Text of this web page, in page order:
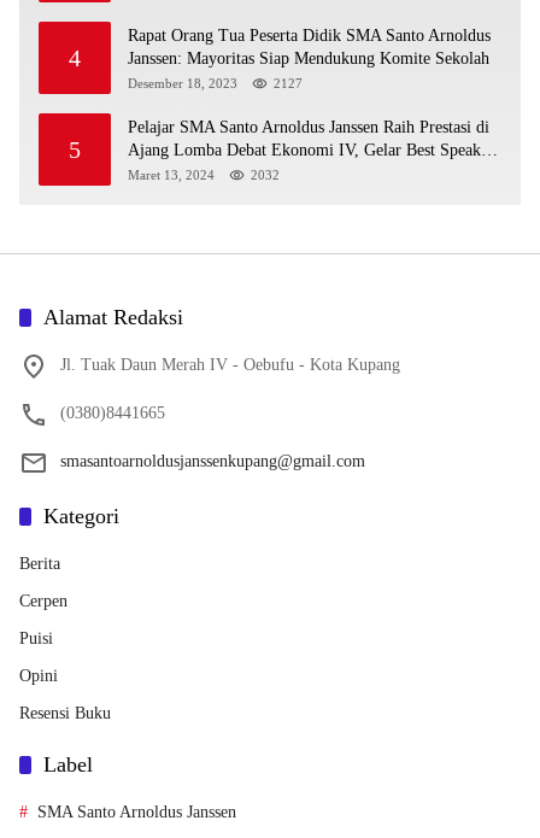
4
Rapat Orang Tua Peserta Didik SMA Santo Arnoldus
Janssen: Mayoritas Siap Mendukung Komite Sekolah
Desember 18, 2023 2127
5
Pelajar SMA Santo Arnoldus Janssen Raih Prestasi di
Ajang Lomba Debat Ekonomi IV, Gelar Best Speaker
Diraih Viantri Azi
Maret 13, 2024 2032
Alamat Redaksi
Jl. Tuak Daun Merah IV - Oebufu - Kota Kupang
(0380)8441665
smasantoarnoldusjanssenkupang@gmail.com
Kategori
Berita
Cerpen
Puisi
Opini
Resensi Buku
Label
SMA Santo Arnoldus Janssen